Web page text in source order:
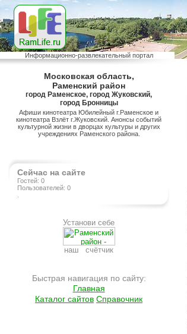
Информационно-развлекательный портал
Московская область,
Раменский район
город Раменское, город Жуковский,
город Бронницы
Афиши кинотеатра Юбилейный г.Раменское и
кинотеатра Взлёт г.Жуковский. Анонсы событий
культурной жизни в дворцах культуры и других
учреждениях Раменского района.
Сейчас на сайте
Гостей: 0
Пользователей: 0
Установи себе
наш счётчик
Быстрая навигация по сайту:
Главная
Каталог сайтов Справочник